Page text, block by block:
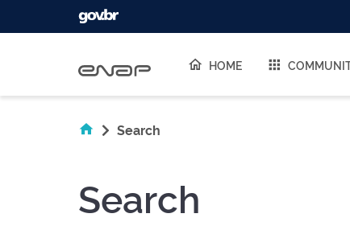
HOME
Search
Search